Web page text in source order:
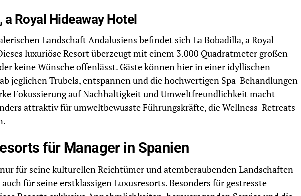
Royal Hideaway Hotel
Landschaft Andalusiens befindet sich La Bobadilla, a Royal
luxuriöse Resort überzeugt mit einem 3.000 Quadratmeter großen
keine Wünsche offenlässt. Gäste können hier in einer idyllischen
jeglichen Trubels, entspannen und die hochwertigen Spa-Behandlungen
Fokussierung auf Nachhaltigkeit und Umweltfreundlichkeit macht
attraktiv für umweltbewusste Führungskräfte, die Wellness-Retreats
für Manager in Spanien
für seine kulturellen Reichtümer und atemberaubenden Landschaften
für seine erstklassigen Luxusresorts. Besonders für gestresste